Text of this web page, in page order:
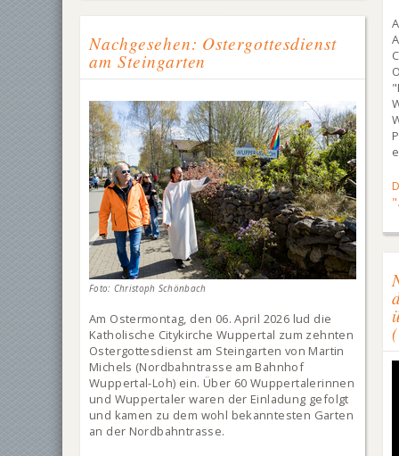
Nachgesehen: Ostergottesdienst
am Steingarten
Foto: Christoph Schönbach
Am Ostermontag, den 06. April 2026 lud die
Katholische Citykirche Wuppertal zum zehnten
Ostergottesdienst am Steingarten von Martin
Michels (Nordbahntrasse am Bahnhof
Wuppertal-Loh) ein. Über 60 Wuppertalerinnen
und Wuppertaler waren der Einladung gefolgt
und kamen zu dem wohl bekanntesten Garten
an der Nordbahntrasse.